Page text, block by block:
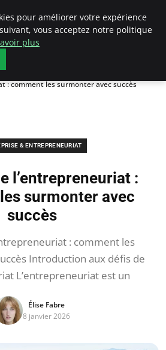
: comment les surmonter avec succès
& ENTREPRENEURIAT
l’entrepreneuriat :
surmonter avec
succès
: comment les
Introduction aux défis de
L’entrepreneuriat est un
Élise Fabre
8 janvier 2026
pour améliorer votre expérience
vous acceptez notre politique
plus